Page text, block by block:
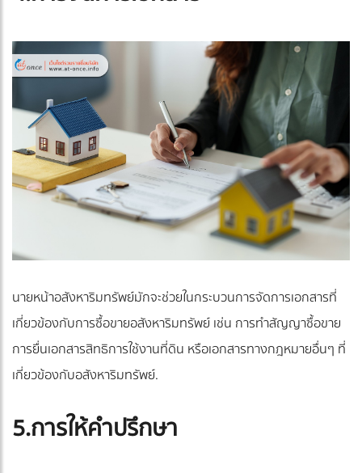
นายหน้าอสังหาริมทรัพย์มักจะช่วยในกระบวนการจัดการเอกสารที่
เกี่ยวข้องกับการซื้อขายอสังหาริมทรัพย์ เช่น การทำสัญญาซื้อขาย
การยื่นเอกสารสิทธิการใช้งานที่ดิน หรือเอกสารทางกฎหมายอื่นๆ ที่
เกี่ยวข้องกับอสังหาริมทรัพย์.
5.การให้คำปรึกษา